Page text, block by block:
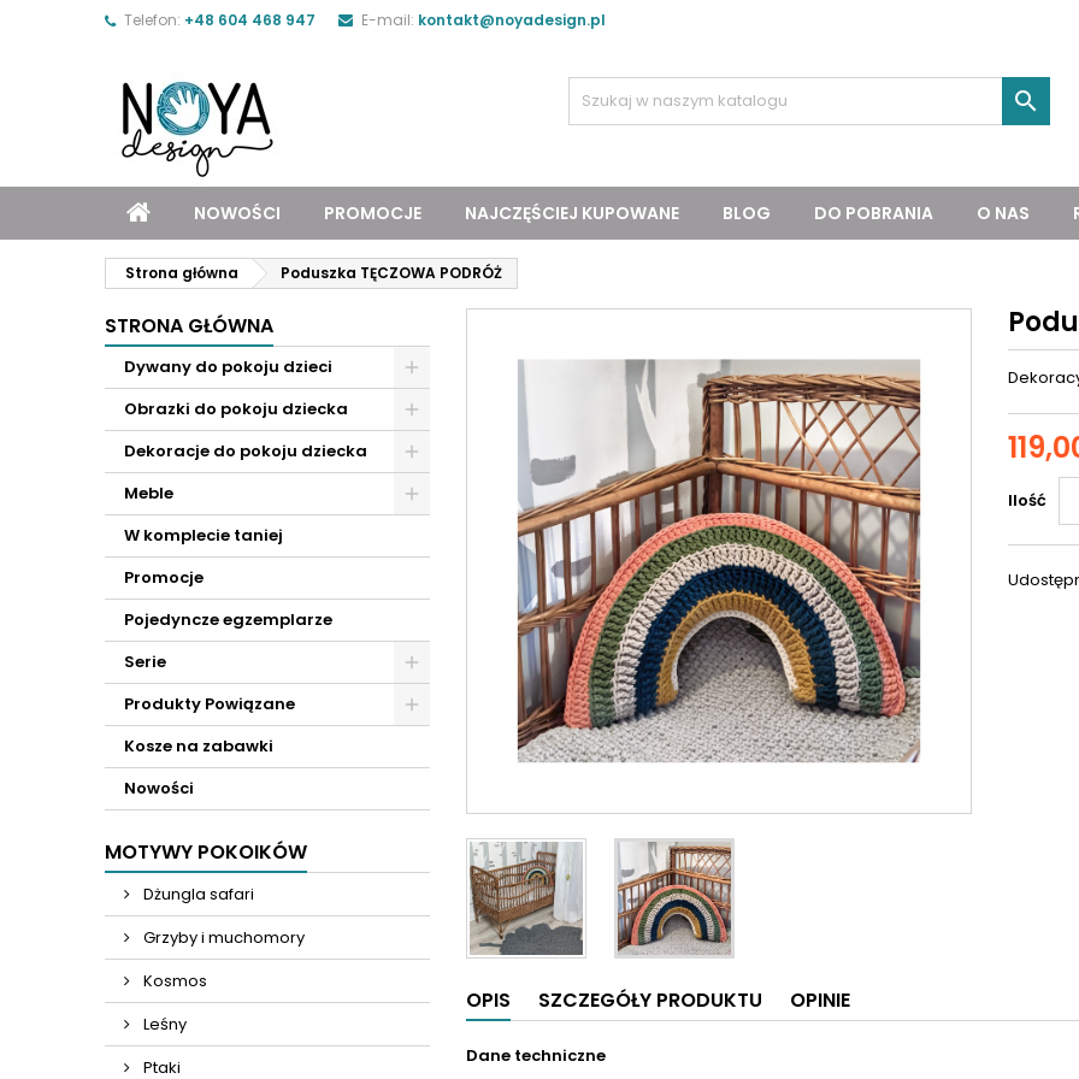
Telefon: +48 604 468 947 E-mail: kontakt@noyadesign.pl

NOWOŚCI PROMOCJE NAJCZĘŚCIEJ KUPOWANE BLOG DO POBRANIA O NAS
Strona główna Poduszka TĘCZOWA PODRÓŻ
STRONA GŁÓWNA
Dywany do pokoju dzieci
Obrazki do pokoju dziecka
Dekoracje do pokoju dziecka
Meble
W komplecie taniej
Promocje
Pojedyncze egzemplarze
Serie
Produkty Powiązane
Kosze na zabawki
Nowości
MOTYWY POKOIKÓW
Dżungla safari
Grzyby i muchomory
Kosmos
Leśny
Ptaki
Ilość
OPIS SZCZEGÓŁY PRODUKTU OPINIE
Dane techniczne